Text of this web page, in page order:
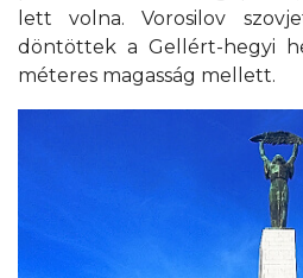
lett volna. Vorosilov
döntöttek a Gellért-hegyi
méteres magasság mellett.